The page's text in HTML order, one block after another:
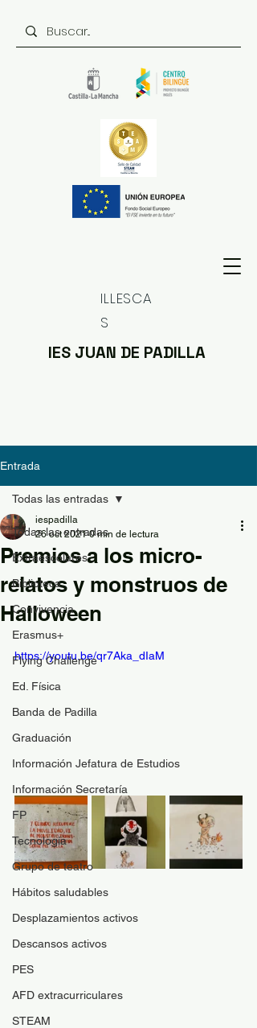
ILLESCA
S
IES JUAN DE PADILLA
Entrada
Todas las entradas
Extraescolares
Biblioteca
Convivencia
Erasmus+
Flying Challenge
Ed. Física
Banda de Padilla
Graduación
Información Jefatura de Estudios
Información Secretaría
FP
Tecnología
Grupo de teatro
Hábitos saludables
Desplazamientos activos
Descansos activos
PES
AFD extracurriculares
STEAM
Todas las entradas
Premios a los micro-
relatos y monstruos de
Halloween
iespadilla
26 oct 2021 0 min de lectura
https://youtu.be/qr7Aka_dIaM